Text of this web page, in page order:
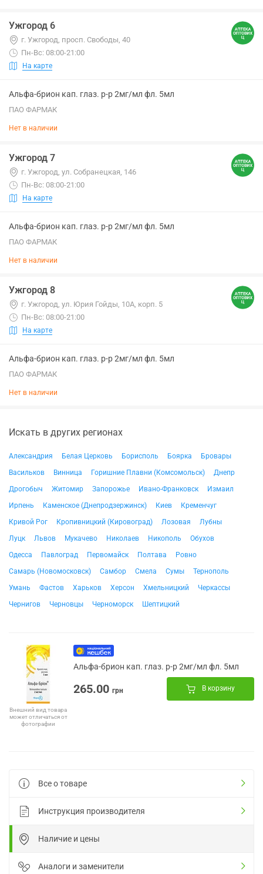
Ужгород 6
г. Ужгород, просп. Свободы, 40
Пн-Вс: 08:00-21:00
На карте
Альфа-брион кап. глаз. р-р 2мг/мл фл. 5мл
ПАО ФАРМАК
Нет в наличии
Ужгород 7
г. Ужгород, ул. Собранецкая, 146
Пн-Вс: 08:00-21:00
На карте
Альфа-брион кап. глаз. р-р 2мг/мл фл. 5мл
ПАО ФАРМАК
Нет в наличии
Ужгород 8
г. Ужгород, ул. Юрия Гойды, 10А, корп. 5
Пн-Вс: 08:00-21:00
На карте
Альфа-брион кап. глаз. р-р 2мг/мл фл. 5мл
ПАО ФАРМАК
Нет в наличии
Искать в других регионах
Александрия Белая Церковь Борисполь Боярка
Бровары
Васильков
Винница Горишние Плавни (Комсомольск)
Днепр
Дрогобыч
Житомир Запорожье Ивано-Франковск
Измаил
Ирпень
Каменское (Днепродзержинск) Киев
Кременчуг
Кривой Рог
Кропивницкий (Кировоград) Лозовая
Лубны
Луцк
Львов Мукачево Николаев Никополь
Обухов
Одесса
Павлоград Первомайск Полтава
Ровно
Самарь (Новомосковск)
Самбор Смела Сумы
Тернополь
Умань
Фастов Харьков Херсон Хмельницкий
Черкассы
Чернигов
Черновцы Черноморск Шептицкий
Внешний вид товара
может отличаться от
фотографии
Альфа-брион кап. глаз. р-р 2мг/мл фл. 5мл
265.00 грн В корзину
Все о товаре
Инструкция производителя
Наличие и цены
Аналоги и заменители